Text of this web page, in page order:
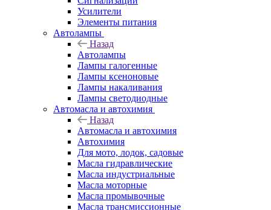
Усилители
Элементы питания
Автолампы
Назад
Автолампы
Лампы галогенные
Лампы ксеноновые
Лампы накаливания
Лампы светодиодные
Автомасла и автохимия
Назад
Автомасла и автохимия
Автохимия
Для мото, лодок, садовые
Масла гидравлические
Масла индустриальные
Масла моторные
Масла промывочные
Масла трансмиссионные